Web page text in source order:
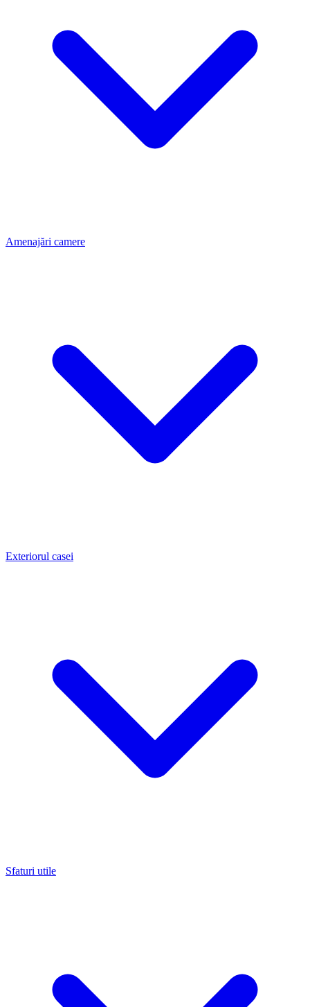
Amenajări camere
Exteriorul casei
Sfaturi utile